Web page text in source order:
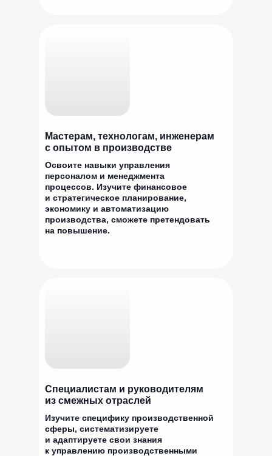
Мастерам, технологам, инженерам
с опытом в производстве
Освоите навыки управления
персоналом и менеджмента
процессов. Изучите финансовое
и стратегическое планирование,
экономику и автоматизацию
производства, сможете претендовать
на повышение.
Специалистам и руководителям
из смежных отраслей
Изучите специфику производственной
сферы, систематизируете
и адаптируете свои знания
к управлению производственными